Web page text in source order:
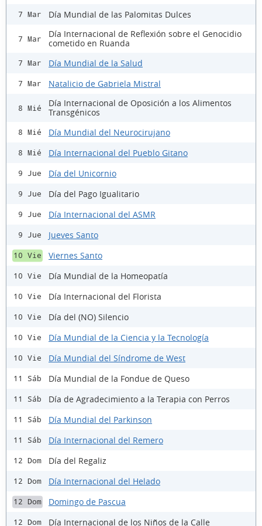
7 Mar Día Mundial de las Palomitas Dulces
7 Mar
Día Internacional de Reflexión sobre el Genocidio
cometido en Ruanda
7 Mar Día Mundial de la Salud
7 Mar Natalicio de Gabriela Mistral
8 Mié
Día Internacional de Oposición a los Alimentos
Transgénicos
8 Mié Día Mundial del Neurocirujano
8 Mié Día Internacional del Pueblo Gitano
9 Jue Día del Unicornio
9 Jue Día del Pago Igualitario
9 Jue Día Internacional del ASMR
9 Jue Jueves Santo
10 Vie Viernes Santo
10 Vie Día Mundial de la Homeopatía
10 Vie Día Internacional del Florista
10 Vie Día del (NO) Silencio
10 Vie Día Mundial de la Ciencia y la Tecnología
10 Vie Día Mundial del Síndrome de West
11 Sáb Día Mundial de la Fondue de Queso
11 Sáb Día de Agradecimiento a la Terapia con Perros
11 Sáb Día Mundial del Parkinson
11 Sáb Día Internacional del Remero
12 Dom Día del Regaliz
12 Dom Día Internacional del Helado
12 Dom Domingo de Pascua
12 Dom Día Internacional de los Niños de la Calle